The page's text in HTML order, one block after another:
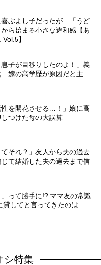
喜ぶよし子だったが…「うど
ら始まる小さな違和感【あ
】
息子が目移りしたのよ！」義
嫁の高学歴が原因だと主
性を開花させる…！」娘に高
つけた母の大誤算
てそれ？」友人から夫の過去
て結婚した夫の過去まで信
」って勝手に!? ママ友の常識
貸してと言ってきたのは…
シ特集